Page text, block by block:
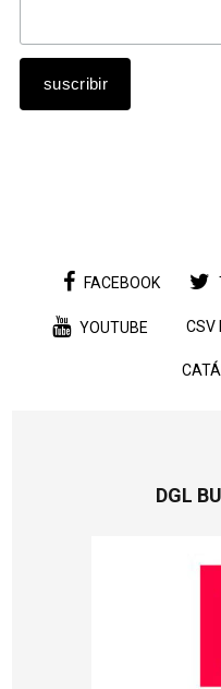
FACEBOOK
YOUTUBE CSV
DGL